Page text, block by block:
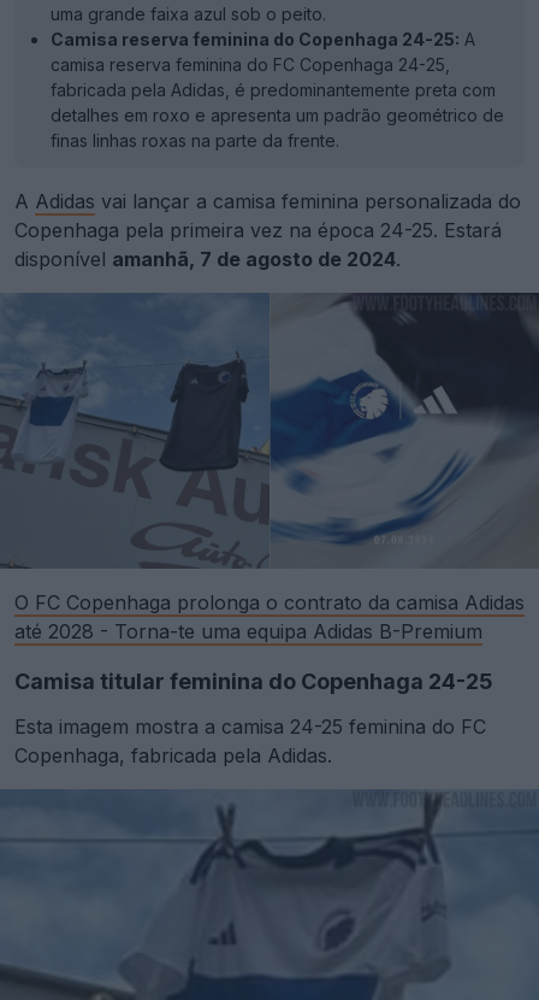
uma grande faixa azul sob o peito.
Camisa reserva feminina do Copenhaga 24-25: A
camisa reserva feminina do FC Copenhaga 24-25,
fabricada pela Adidas, é predominantemente preta com
detalhes em roxo e apresenta um padrão geométrico de
finas linhas roxas na parte da frente.
A Adidas vai lançar a camisa feminina personalizada do
Copenhaga pela primeira vez na época 24-25. Estará
disponível amanhã, 7 de agosto de 2024.
O FC Copenhaga prolonga o contrato da camisa Adidas
até 2028 - Torna-te uma equipa Adidas B-Premium
Camisa titular feminina do Copenhaga 24-25
Esta imagem mostra a camisa 24-25 feminina do FC
Copenhaga, fabricada pela Adidas.